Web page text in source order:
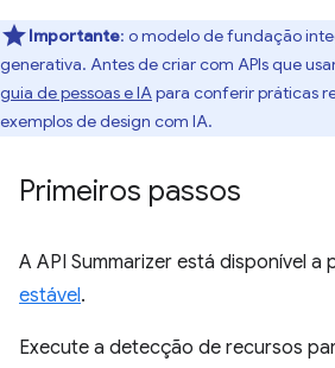
Importante: o modelo de fundação
generativa. Antes de criar com APIs que
guia de pessoas e IApara conferir práticas
exemplos de design com IA.
Primeiros passos
A API Summarizer está disponível a
estável.
Execute a detecção de recursos